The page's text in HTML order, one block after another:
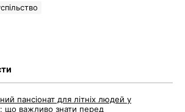
пансіонат для літніх людей у
що важливо знати перед